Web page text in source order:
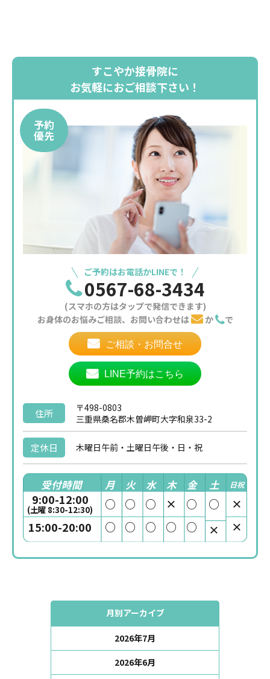
すこやか接骨院に
お気軽におご相談下さい！
予約
優先
ご予約はお電話かLINEで！
0567-68-3434
(スマホの方はタップで発信できます)
お身体のお悩みご相談、お問い合わせは
か で
ご相談・お問合せ
LINE予約はこちら
住所
〒498-0803
三重県桑名郡木曽岬町大字和泉33-2
定休日 木曜日午前・土曜日午後・日・祝
受付時間 月 火 水 木 金 土 日祝
9:00-12:00
(土曜 8:30-12:30) ○ ○ ○ × ○ ○
×
15:00-20:00
○ ○ ○ ○ ○ × ×
月別アーカイブ
2026年7月
2026年6月